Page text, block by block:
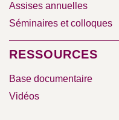
Assises annuelles
Séminaires et colloques
RESSOURCES
Base documentaire
Vidéos